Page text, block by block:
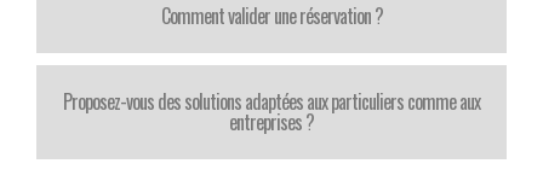
Comment valider une réservation ?
Proposez-vous des solutions adaptées aux particuliers comme aux
entreprises ?